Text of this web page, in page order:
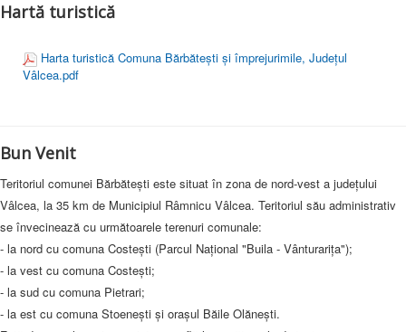
Hartă turistică
Harta turistică Comuna Bărbătești și împrejurimile, Judeţul
Vâlcea.pdf
Bun Venit
Teritoriul comunei Bărbătești este situat în zona de nord-vest a județului
Vâlcea, la 35 km de Municipiul Râmnicu Vâlcea. Teritoriul său administrativ
se învecinează cu următoarele terenuri comunale:
- la nord cu comuna Costești (Parcul Național "Buila - Vânturarița");
- la vest cu comuna Costești;
- la sud cu comuna Pietrari;
- la est cu comuna Stoenești și orașul Băile Olănești.